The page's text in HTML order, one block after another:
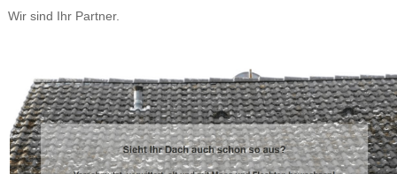
Wir sind Ihr Partner.